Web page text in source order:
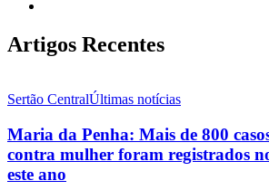
Artigos Recentes
Sertão CentralÚltimas notícias
Maria da Penha: Mais de 800
contra mulher foram registrados
este ano